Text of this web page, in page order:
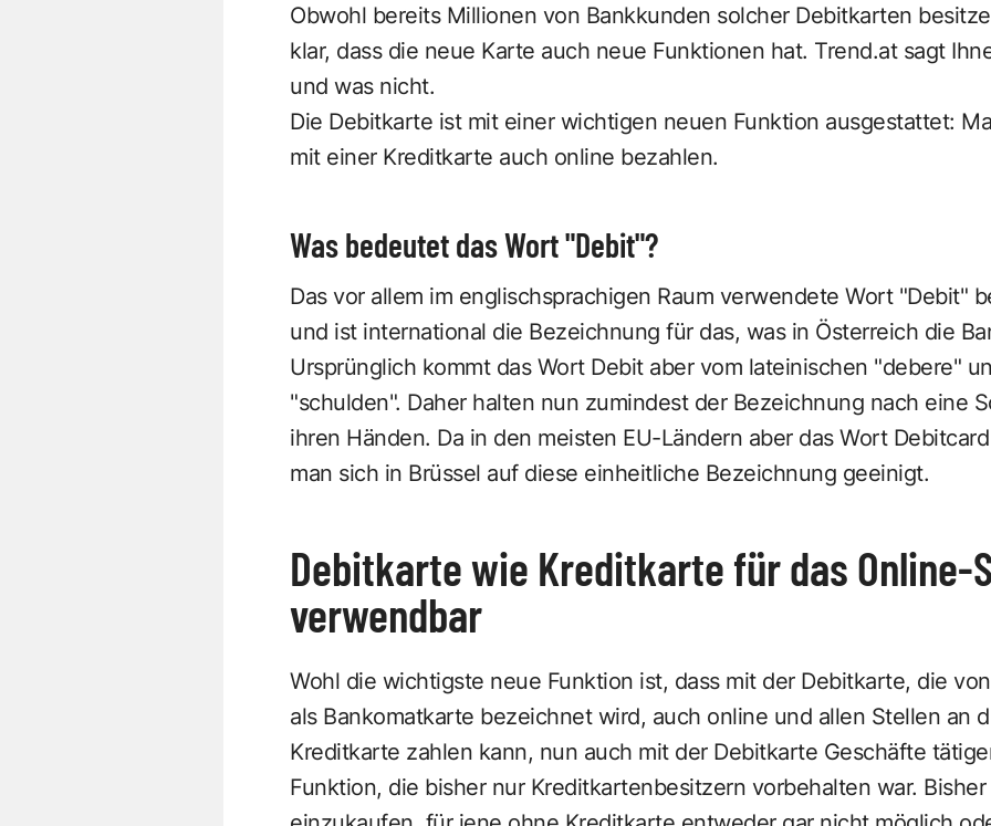
Obwohl bereits Millionen von Bankkunden solcher Debitkarten
klar, dass die neue Karte auch neue Funktionen hat. Trend.at sagt
und was nicht.
Die Debitkarte ist mit einer wichtigen neuen Funktion ausgestattet:
mit einer Kreditkarte auch online bezahlen.
Was bedeutet das Wort "Debit"?
Das vor allem im englischsprachigen Raum verwendete Wort "Debit"
und ist international die Bezeichnung für das, was in Österreich die
Ursprünglich kommt das Wort Debit aber vom lateinischen "debere"
"schulden". Daher halten nun zumindest der Bezeichnung nach eine
ihren Händen. Da in den meisten EU-Ländern aber das Wort
man sich in Brüssel auf diese einheitliche Bezeichnung geeinigt.
Debitkarte wie Kreditkarte für das Online-
verwendbar
Wohl die wichtigste neue Funktion ist, dass mit der Debitkarte, die
als Bankomatkarte bezeichnet wird, auch online und allen Stellen an
Kreditkarte zahlen kann, nun auch mit der Debitkarte Geschäfte
Funktion, die bisher nur Kreditkartenbesitzern vorbehalten war.